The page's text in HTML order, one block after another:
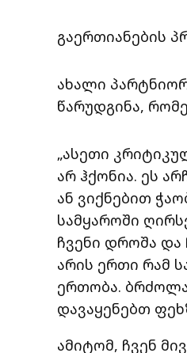
გაერთიანების
ახალი
წარუდგინა,
„ასეთი
არ ჰქონია. ეს
ან ვიქნებით
სამყაროში
ჩვენი დროშა და
არის ერთი რამ
ერთობა.
დავაყენებთ
ამიტომ, ჩვენ